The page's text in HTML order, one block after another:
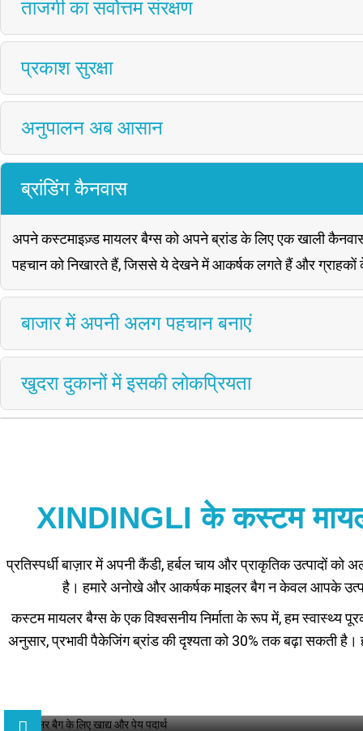
ताजगी का सर्वोत्तम संरक्षण
प्रकाश सुरक्षा
अनुपालन अब आसान
ब्रांडिंग कैनवास
अपने कस्टमाइज़्ड मायलर बैग्स को अपने ब्रांड के लिए एक खाली
पहचान को निखारते हैं, जिससे ये देखने में आकर्षक लगते हैं और ग्राहकों
बाजार में अपनी अलग पहचान बनाएं
खुदरा दुकानों में इसकी लोकप्रियता
XINDINGLI के कस्टम मायलर
प्रतिस्पर्धी बाज़ार में अपनी कैंडी, हर्बल चाय और प्राकृतिक
है। हमारे अनोखे और आकर्षक माइलर बैग न केवल आपके
कस्टम मायलर बैग्स के एक विश्वसनीय निर्माता के रूप में, हम स्वास्थ्य
अनुसार, प्रभावी पैकेजिंग ब्रांड की दृश्यता को 30% तक बढ़ा सकती